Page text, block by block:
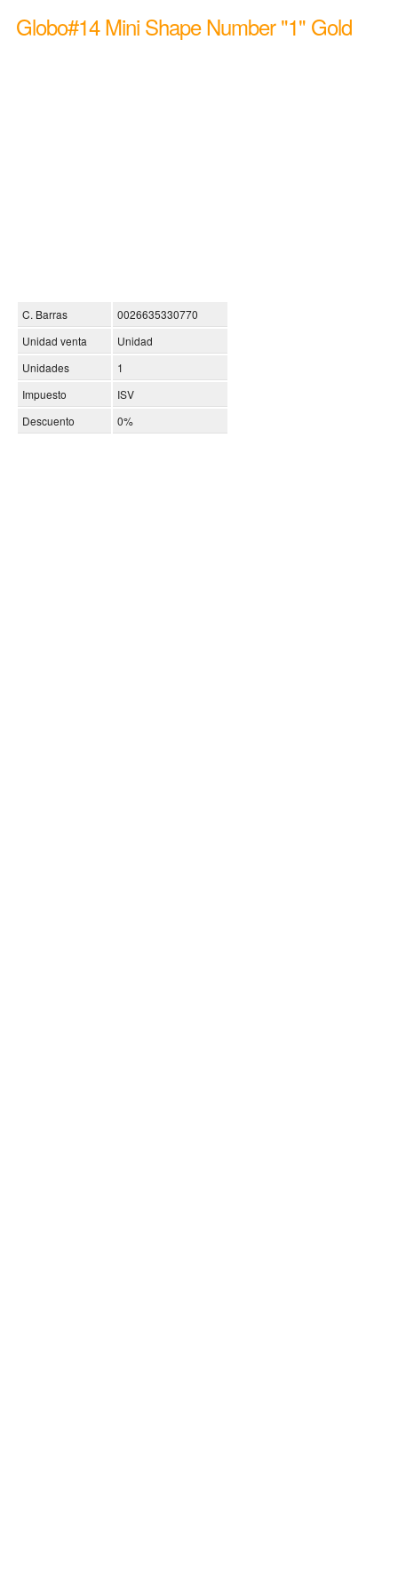
Globo#14 Mini Shape Number "1" Gold
C. Barras
0026635330770
Unidad venta
Unidad
Unidades
1
Impuesto
ISV
Descuento
0%